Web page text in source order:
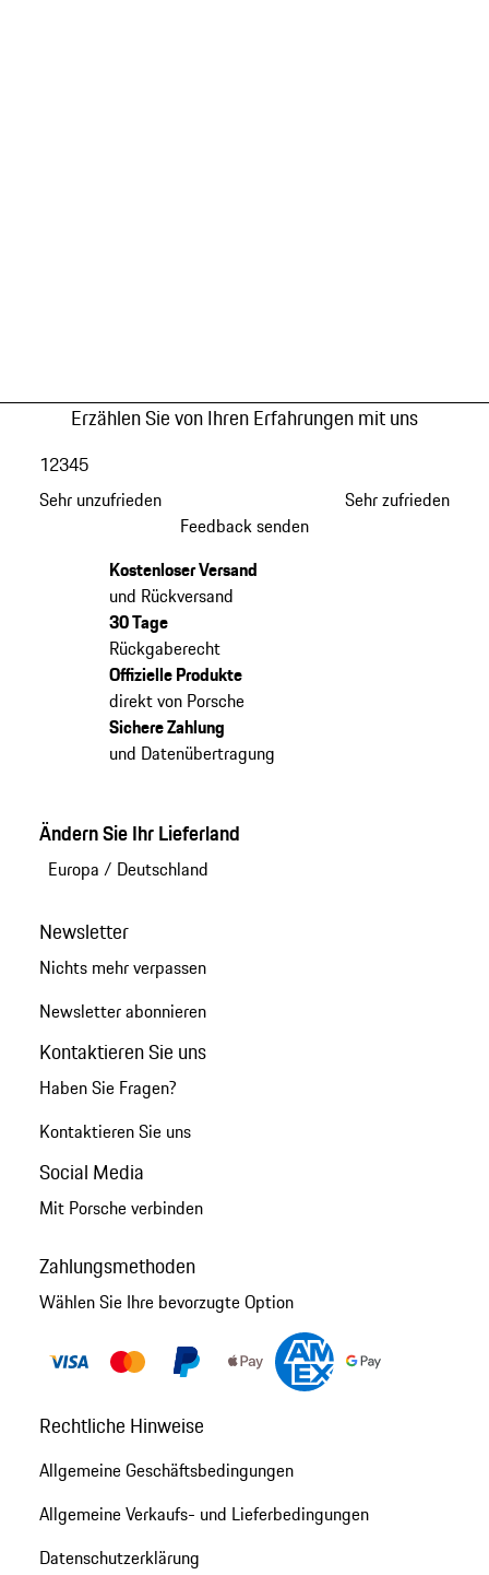
Erzählen Sie von Ihren Erfahrungen mit uns
Sehr unzufrieden
12345
Sehr zufrieden
Feedback senden
Kostenloser Versand
und Rückversand
30 Tage
Rückgaberecht
Offizielle Produkte
direkt von Porsche
Sichere Zahlung
und Datenübertragung
Ändern Sie Ihr Lieferland
Europa / Deutschland
Newsletter
Nichts mehr verpassen
Newsletter abonnieren
Kontaktieren Sie uns
Haben Sie Fragen?
Kontaktieren Sie uns
Social Media
Mit Porsche verbinden
Zahlungsmethoden
Wählen Sie Ihre bevorzugte Option
Rechtliche Hinweise
Allgemeine Geschäftsbedingungen
Allgemeine Verkaufs- und Lieferbedingungen
Datenschutzerklärung